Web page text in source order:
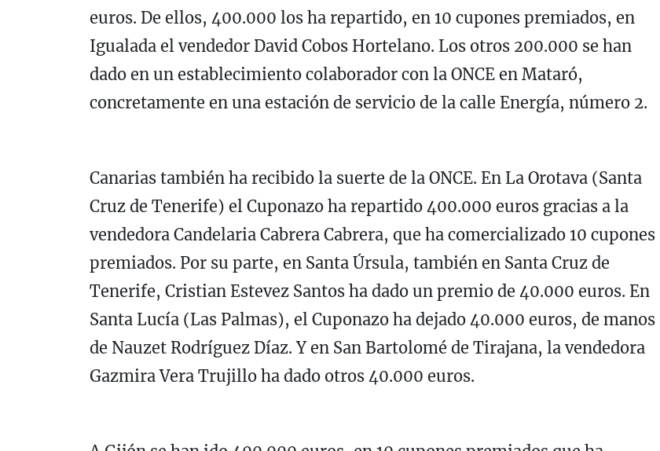
euros. De ellos, 400.000 los ha repartido, en 10 cupones premiados, en
Igualada el vendedor David Cobos Hortelano. Los otros 200.000 se han
dado en un establecimiento colaborador con la ONCE en Mataró,
concretamente en una estación de servicio de la calle Energía, número 2.
Canarias también ha recibido la suerte de la ONCE. En La Orotava (Santa
Cruz de Tenerife) el Cuponazo ha repartido 400.000 euros gracias a la
vendedora Candelaria Cabrera Cabrera, que ha comercializado 10 cupones
premiados. Por su parte, en Santa Úrsula, también en Santa Cruz de
Tenerife, Cristian Estevez Santos ha dado un premio de 40.000 euros. En
Santa Lucía (Las Palmas), el Cuponazo ha dejado 40.000 euros, de manos
de Nauzet Rodríguez Díaz. Y en San Bartolomé de Tirajana, la vendedora
Gazmira Vera Trujillo ha dado otros 40.000 euros.